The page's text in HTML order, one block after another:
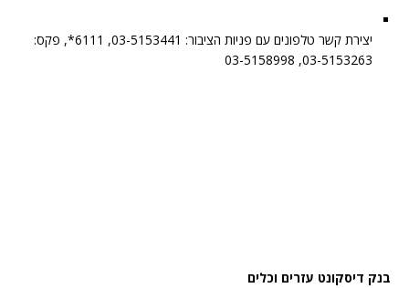
יצירת קשר טלפונים עם פניות הציבור: 03-5153441, 6111*, פקס:
03-5153263, 03-5158998
בנק דיסקונט עזרים וכלים